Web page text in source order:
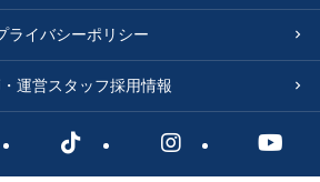
ライバシーポリシー
運営スタッフ採用情報